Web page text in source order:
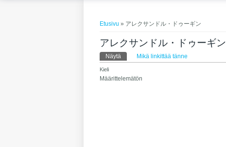
Etusivu » アレクサンドル・ドゥーギン
アレクサンドル・ドゥーギン
Ensisijaiset välilehdet
Näytä (aktiivinen välilehti)
Mikä linkittää tänne
Kieli
Määrittelemätön